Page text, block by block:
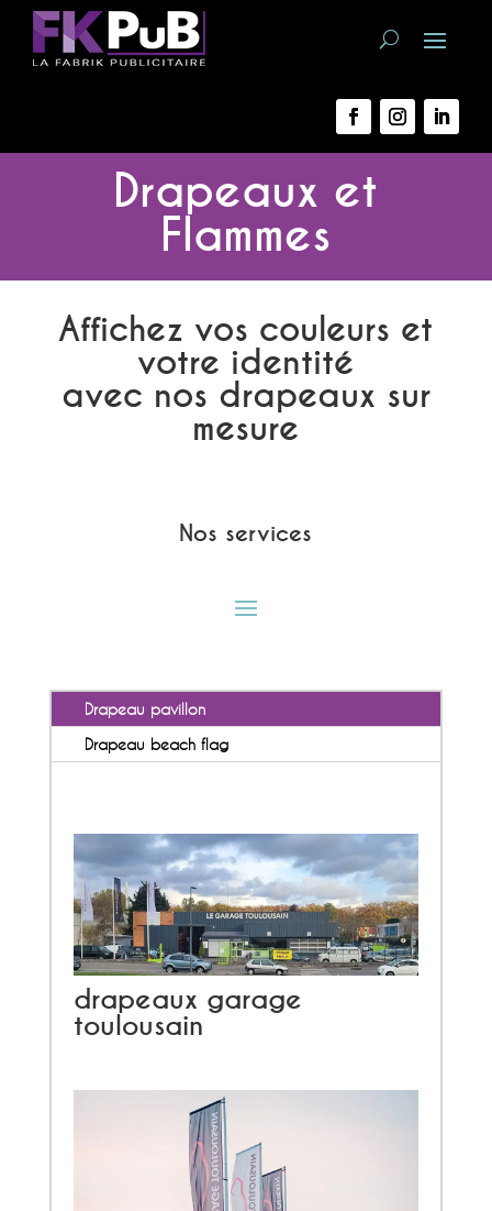
Drapeaux et
Flammes
Affichez vos couleurs et
votre identité
avec nos drapeaux sur
mesure
Nos services
Drapeau pavillon
Drapeau beach flag
drapeaux garage
toulousain